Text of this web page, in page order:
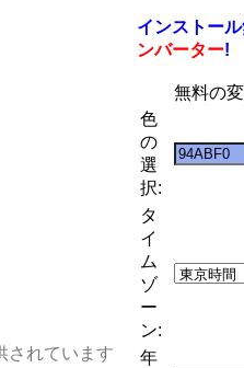
されています
インストー
ンバーター!
無料の
色
の
選
択:
タ
イ
ム
ゾ
ー
ン:
年